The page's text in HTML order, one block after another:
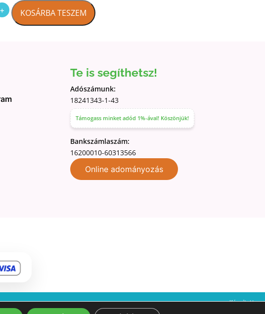
+ KOSÁRBA TESZEM
Te is segíthetsz!
Adószámunk:
18241343-1-43
Támogass minket adód 1%-ával! Köszönjük!
Bankszámlaszám:
16200010-60313566
Online adományozás
tájékoztatóElállási űrlap
Készítette: